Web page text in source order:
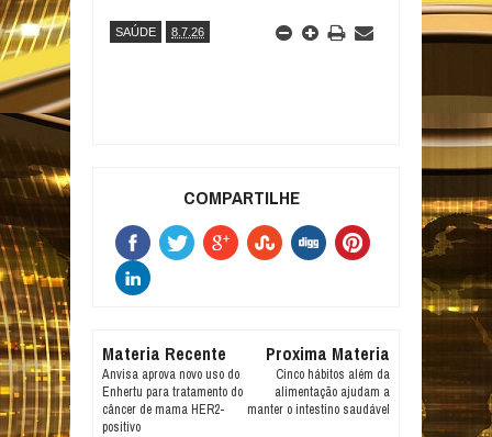
SAÚDE 8.7.26
COMPARTILHE
Materia Recente
Anvisa aprova novo uso do
Enhertu para tratamento do
câncer de mama HER2-
positivo
Proxima Materia
Cinco hábitos além da
alimentação ajudam a
manter o intestino saudável